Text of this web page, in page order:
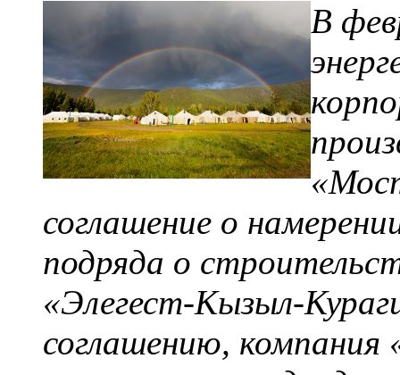
В
соглашение о
подряда о
«Элегест-Кызыл-
соглашению, компания